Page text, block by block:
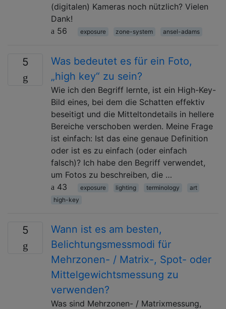
(digitalen) Kameras noch nützlich? Vielen
Dank!
56
exposure zone-system ansel-adams
5
Was bedeutet es für ein Foto,
„high key“ zu sein?
Wie ich den Begriff lernte, ist ein High-Key-
Bild eines, bei dem die Schatten effektiv
beseitigt und die Mitteltondetails in hellere
Bereiche verschoben werden. Meine Frage
ist einfach: Ist das eine genaue Definition
oder ist es zu einfach (oder einfach
falsch)? Ich habe den Begriff verwendet,
um Fotos zu beschreiben, die …
43
exposure lighting terminology
art
high-key
5
Wann ist es am besten,
Belichtungsmessmodi für
Mehrzonen- / Matrix-, Spot- oder
Mittelgewichtsmessung zu
verwenden?
Was sind Mehrzonen- / Matrixmessung,